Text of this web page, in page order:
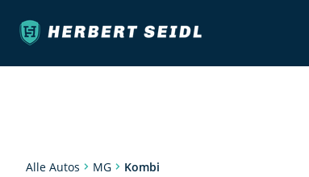
Alle Autos MG Kombi